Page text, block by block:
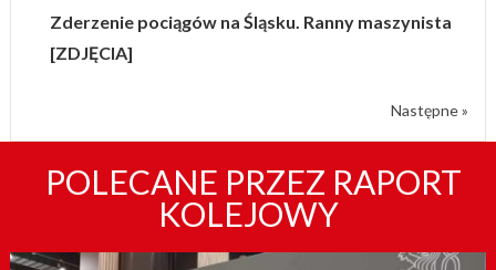
Zderzenie pociągów na Śląsku. Ranny maszynista
[ZDJĘCIA]
Następne »
POLECANE PRZEZ RAPORT
KOLEJOWY